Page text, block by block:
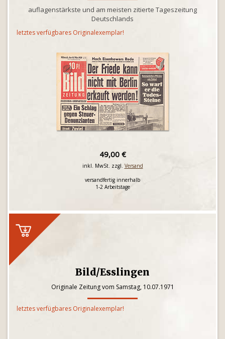
auflagenstärkste und am meisten zitierte Tageszeitung
Deutschlands
letztes verfügbares Originalexemplar!
49,00 €
inkl. MwSt. zzgl. Versand
versandfertig innerhalb
1-2 Arbeitstage
Bild/Esslingen
Originale Zeitung vom Samstag, 10.07.1971
letztes verfügbares Originalexemplar!